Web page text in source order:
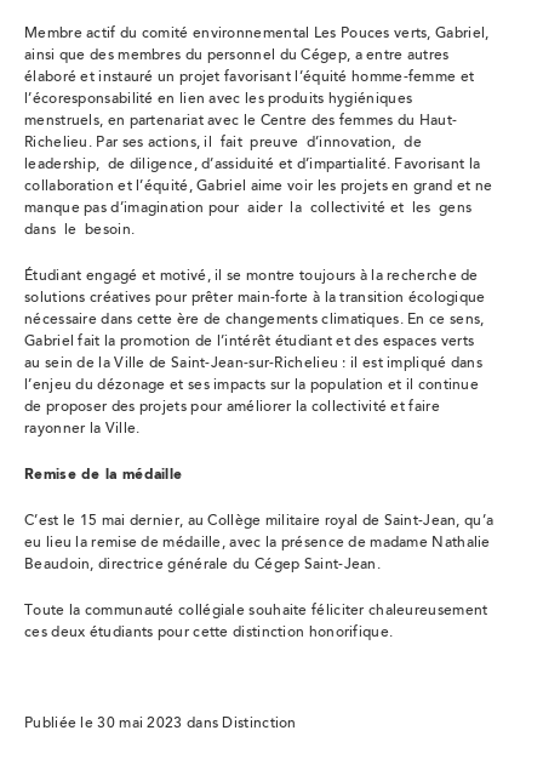
Membre actif du comité environnemental Les Pouces verts, Gabriel,
ainsi que des membres du personnel du Cégep, a entre autres
élaboré et instauré un projet favorisant l’équité homme-femme et
l’écoresponsabilité en lien avec les produits hygiéniques
menstruels, en partenariat avec le Centre des femmes du Haut-
Richelieu. Par ses actions, il fait preuve d’innovation, de
leadership, de diligence, d’assiduité et d’impartialité. Favorisant la
collaboration et l’équité, Gabriel aime voir les projets en grand et ne
manque pas d’imagination pour aider la collectivité et les gens
dans le besoin.
Étudiant engagé et motivé, il se montre toujours à la recherche de
solutions créatives pour prêter main-forte à la transition écologique
nécessaire dans cette ère de changements climatiques. En ce sens,
Gabriel fait la promotion de l’intérêt étudiant et des espaces verts
au sein de la Ville de Saint-Jean-sur-Richelieu : il est impliqué dans
l’enjeu du dézonage et ses impacts sur la population et il continue
de proposer des projets pour améliorer la collectivité et faire
rayonner la Ville.
Remise de la médaille
C’est le 15 mai dernier, au Collège militaire royal de Saint-Jean, qu’a
eu lieu la remise de médaille, avec la présence de madame Nathalie
Beaudoin, directrice générale du Cégep Saint-Jean.
Toute la communauté collégiale souhaite féliciter chaleureusement
ces deux étudiants pour cette distinction honorifique.
Publiée le 30 mai 2023 dans Distinction